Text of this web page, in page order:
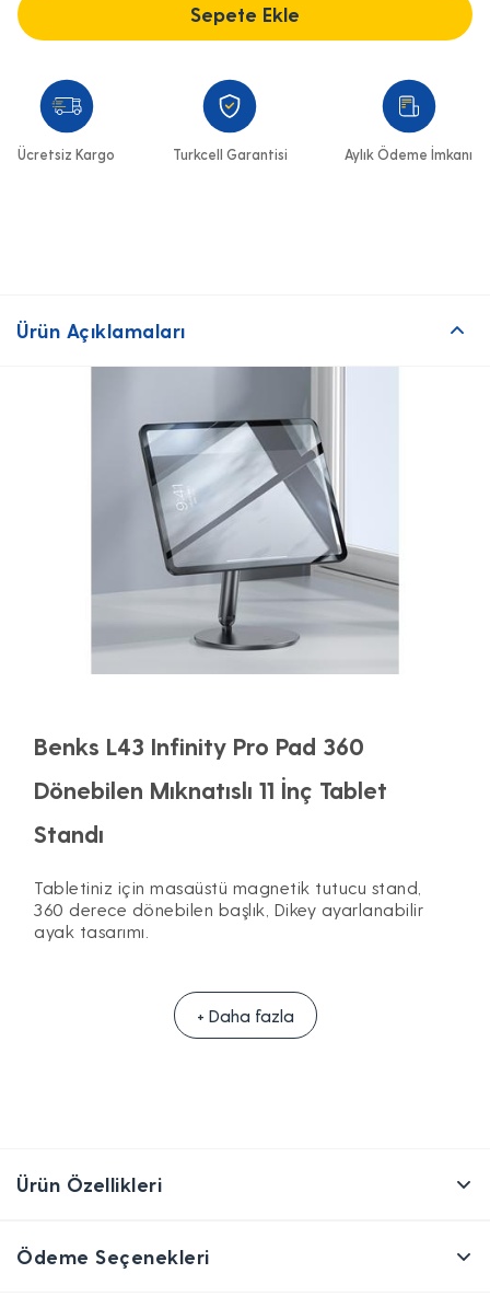
Sepete Ekle
Ücretsiz Kargo Turkcell Garantisi Aylık Ödeme İmkanı
Ürün Açıklamaları
Benks L43 Infinity Pro Pad 360
Dönebilen Mıknatıslı 11 İnç Tablet
Standı
Tabletiniz için masaüstü magnetik tutucu stand,
360 derece dönebilen başlık, Dikey ayarlanabilir
ayak tasarımı.
+ Daha fazla
Ürün Özellikleri
Ödeme Seçenekleri